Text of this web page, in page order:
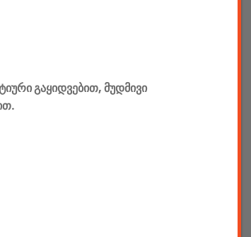
გაყიდვებით, მუდმივი